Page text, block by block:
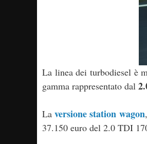
La linea dei turbodiesel è
gamma rappresentato dal
Laversione station wagon
37.150 euro del 2.0 TDI